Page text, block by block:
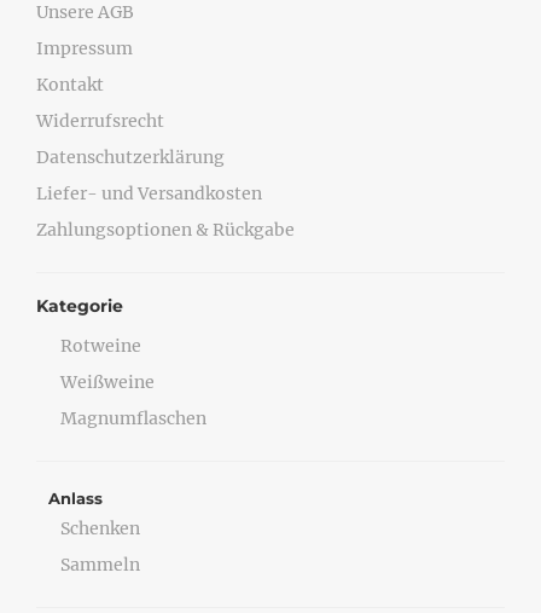
Unsere AGB
Impressum
Kontakt
Widerrufsrecht
Datenschutzerklärung
Liefer- und Versandkosten
Zahlungsoptionen & Rückgabe
Kategorie
Rotweine
Weißweine
Magnumflaschen
Anlass
Schenken
Sammeln